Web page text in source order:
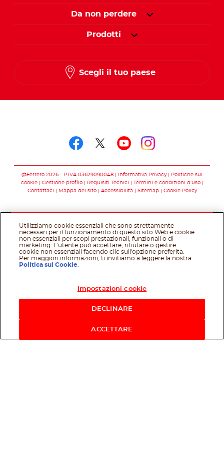
Da non perdere
Prodotti
Scegli il tuo paese
@Ferrero 2026 - P.IVA 03629090048 Informativa Privacy
Politiche sui
cookie
Gestione profilo Requisiti Tecnici
Termini e condizioni d’uso
Contattaci
Mappa del sito Accessibilità Sitemap Cookie Policy
Utilizziamo cookie essenziali che sono strettamente
necessari per il funzionamento di questo sito Web e cookie
non essenziali per scopi prestazionali, funzionali o di
marketing. L'utente può accettare, rifiutare o gestire
cookie non essenziali facendo clic sull'opzione preferita.
Per maggiori informazioni, ti invitiamo a leggere la nostra
Politica sui Cookie
Impostazioni cookie
DECLINARE
ACCETTARE